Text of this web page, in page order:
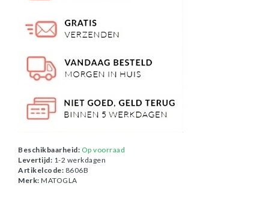
Beschikbaarheid: Op voorraad
Levertijd: 1-2 werkdagen
Artikelcode: 8606B
Merk: MATOGLA